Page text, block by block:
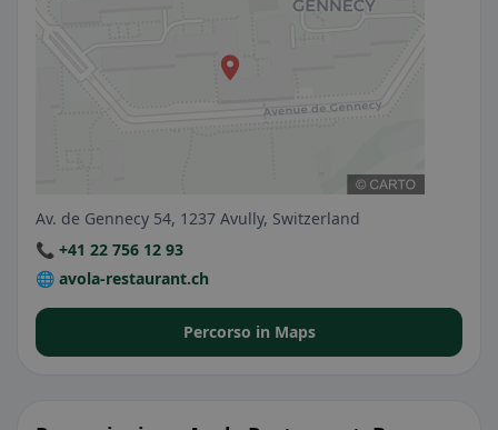
Av. de Gennecy 54, 1237 Avully, Switzerland
📞 +41 22 756 12 93
🌐 avola-restaurant.ch
Percorso in Maps